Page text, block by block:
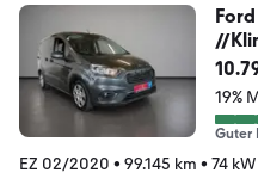
//
19%
Guter
EZ 02/2020 • 99.145 km • 74